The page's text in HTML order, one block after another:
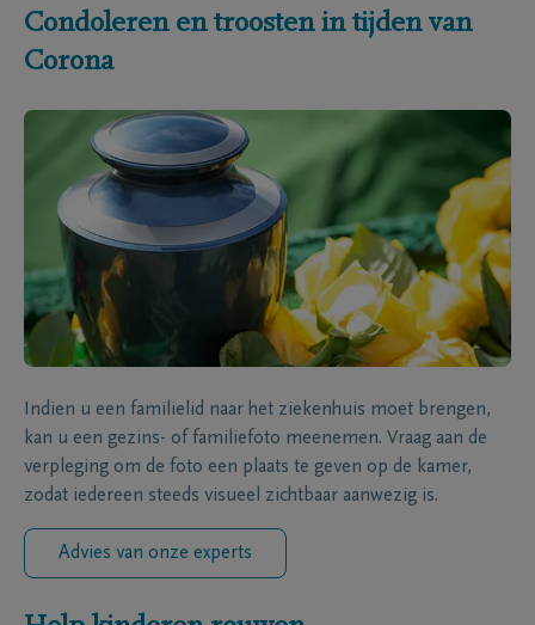
Condoleren en troosten in tijden van
Corona
Indien u een familielid naar het ziekenhuis moet brengen,
kan u een gezins- of familiefoto meenemen. Vraag aan de
verpleging om de foto een plaats te geven op de kamer,
zodat iedereen steeds visueel zichtbaar aanwezig is.
Advies van onze experts